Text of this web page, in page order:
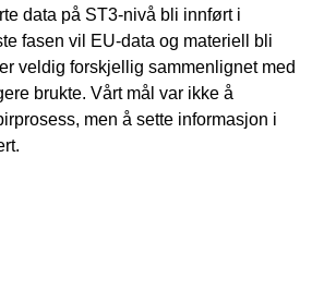
data på ST3-nivå bli innført i
fasen vil EU-data og materiell bli
veldig forskjellig sammenlignet med
brukte. Vårt mål var ikke å
men å sette informasjon i